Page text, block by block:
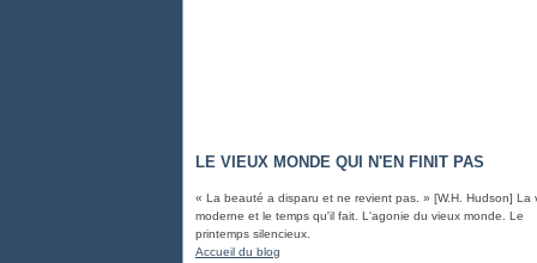
LE VIEUX MONDE QUI N'EN FINIT PAS
« La beauté a disparu et ne revient pas. » [W.H. Hudson] La
moderne et le temps qu'il fait. L'agonie du vieux monde. Le
printemps silencieux.
Accueil du blog